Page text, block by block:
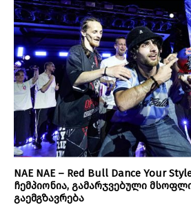
NAE NAE – Red Bull Dance Your
ჩემპიონია, გამარჯვებული
გაემგზავრება